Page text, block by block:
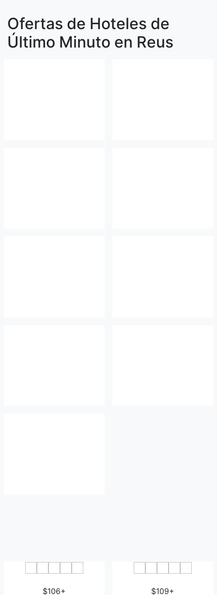
Ofertas de Hoteles de
Último Minuto en Reus
$106+
$109+